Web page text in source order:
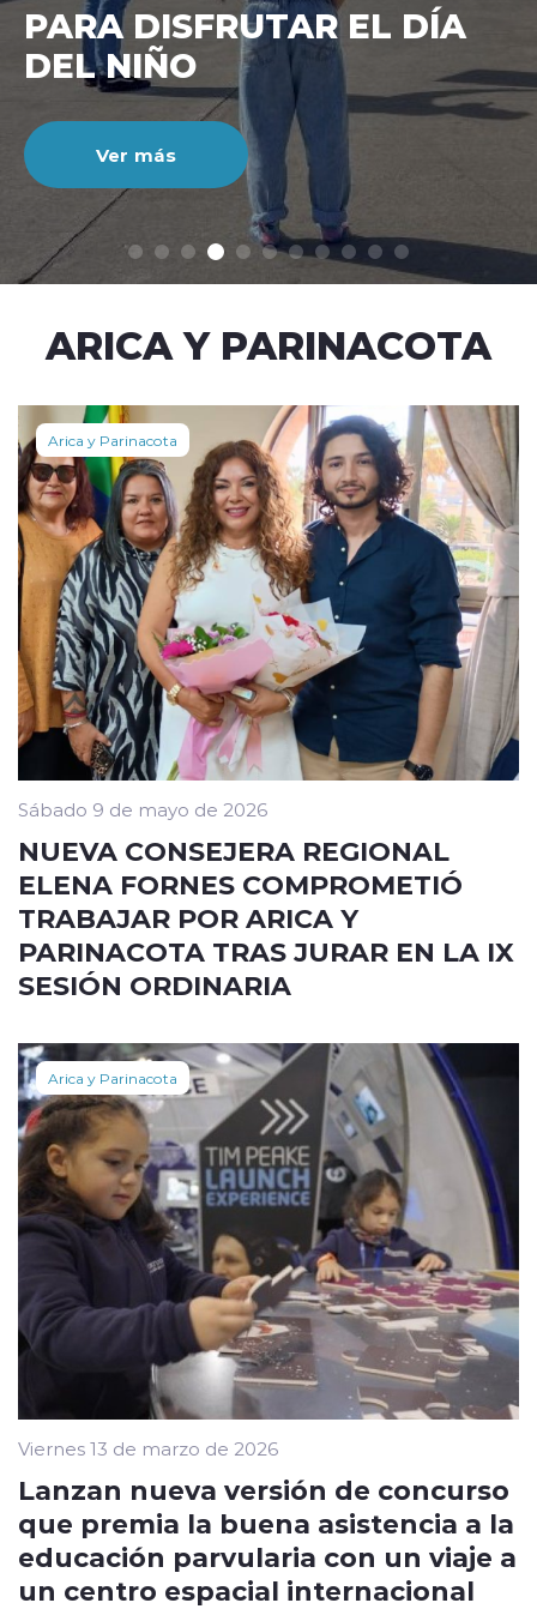
modo claro
CIENTO DURANTE EL MES
DE JULIO
Ver más
ARICA Y PARINACOTA
Arica y Parinacota
Sábado 9 de mayo de 2026
NUEVA CONSEJERA REGIONAL
ELENA FORNES COMPROMETIÓ
TRABAJAR POR ARICA Y
PARINACOTA TRAS JURAR EN LA IX
SESIÓN ORDINARIA
Arica y Parinacota
Viernes 13 de marzo de 2026
Lanzan nueva versión de concurso
que premia la buena asistencia a la
educación parvularia con un viaje a
un centro espacial internacional